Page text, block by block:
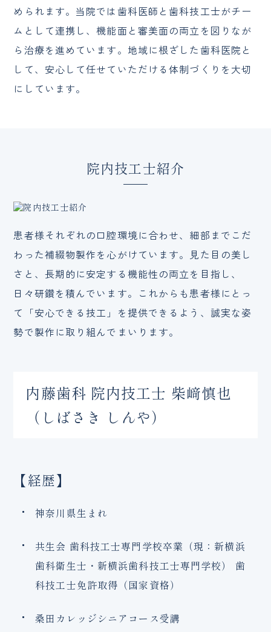
められます。当院では歯科医師と歯科技工士がチー
ムとして連携し、機能面と審美面の両立を図りなが
ら治療を進めています。地域に根ざした歯科医院と
して、安心して任せていただける体制づくりを大切
にしています。
院内技工士紹介
患者様それぞれの口腔環境に合わせ、細部までこだ
わった補綴物製作を心がけています。見た目の美し
さと、長期的に安定する機能性の両立を目指し、
日々研鑽を積んでいます。これからも患者様にとっ
て「安心できる技工」を提供できるよう、誠実な姿
勢で製作に取り組んでまいります。
内藤歯科 院内技工士 柴﨑慎也
（しばさき しんや）
【経歴】
神奈川県生まれ
共生会 歯科技工士専門学校卒業（現：新横浜
歯科衛生士・新横浜歯科技工士専門学校） 歯
科技工士免許取得（国家資格）
桑田カレッジシニアコース受講